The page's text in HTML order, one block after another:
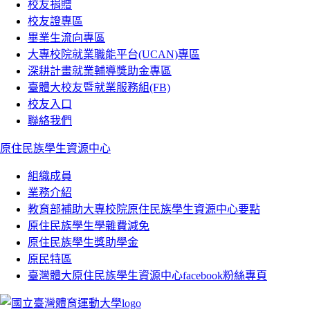
校友捐贈
校友證專區
畢業生流向專區
大專校院就業職能平台(UCAN)專區
深耕計畫就業輔導獎助金專區
臺體大校友暨就業服務組(FB)
校友入口
聯絡我們
原住民族學生資源中心
組織成員
業務介紹
教育部補助大專校院原住民族學生資源中心要點
原住民族學生學雜費減免
原住民族學生獎助學金
原民特區
臺灣體大原住民族學生資源中心facebook粉絲專頁